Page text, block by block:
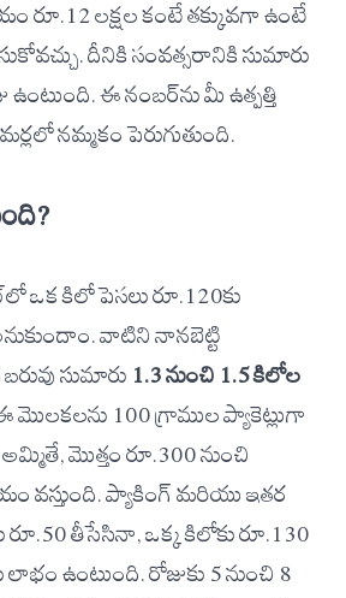
రూ.12 లక్షల కంటే తక్కువగా ఉంటే
దీనికి సంవత్సరానికి సుమారు
ఈ నంబర్‌ను మీ ఉత్పత్తి
నమ్మకం పెరుగుతుంది.
కిలో పెసలు రూ.120కు
వాటిని నానబెట్టి
సుమారు 1.3 నుంచి 1.5 కిలోల
మొలకలను 100 గ్రాముల ప్యాకెట్లుగా
మొత్తం రూ.300 నుంచి
వస్తుంది. ప్యాకింగ్ మరియు ఇతర
రూ.50 తీసేసినా, ఒక్క కిలోకు రూ.130
లాభం ఉంటుంది. రోజుకు 5 నుంచి 8